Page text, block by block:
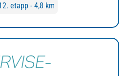
etapp - 4,8 km